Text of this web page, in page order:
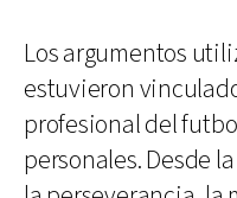
Los argumentos
estuvieron
profesional del
personales. Desde